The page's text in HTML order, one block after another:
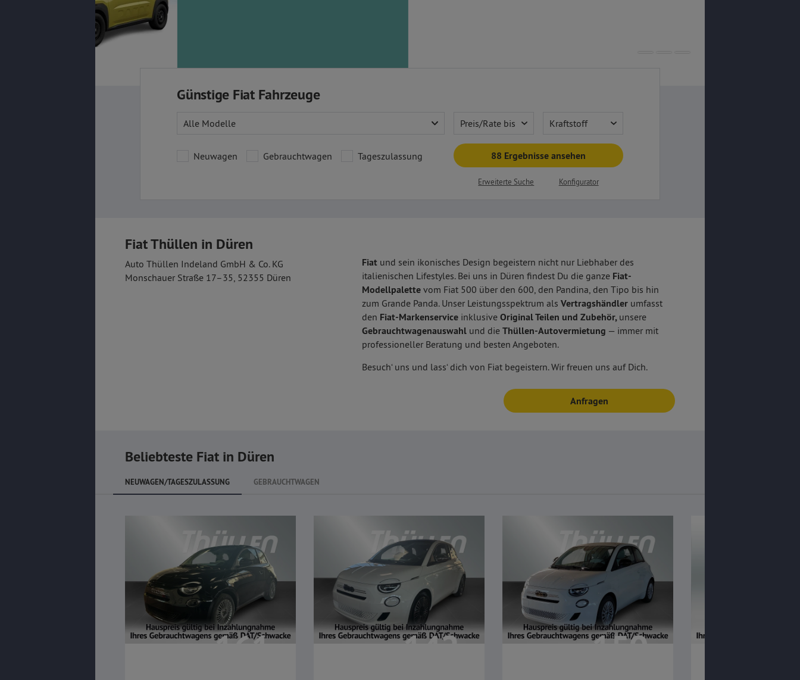
Günstige Fiat Fahrzeuge
Alle Modelle Preis/Rate bis Kraftstoff
Neuwagen Gebrauchtwagen Tageszulassung 88 Ergebnisse ansehen
Erweiterte Suche Konfigurator
Fiat Thüllen in Düren
Auto Thüllen Indeland GmbH & Co. KG
Monschauer Straße 17–35, 52355 Düren
Fiatund sein ikonisches Design begeistern nicht nur Liebhaber des
italienischen Lifestyles. Bei uns in Düren findest Du die ganze Fiat-
Modellpalettevom Fiat 500 über den 600, den Pandina, den Tipo bis hin
zum Grande Panda. Unser Leistungsspektrum als Vertragshändlerumfasst
den Fiat-Markenserviceinklusive Original Teilen und Zubehör, unsere
Gebrauchtwagenauswahlund die Thüllen-Autovermietung — immer mit
professioneller Beratung und besten Angeboten.
Besuch‘ uns und lass‘ dich von Fiat begeistern. Wir freuen uns auf Dich.
Anfragen
Beliebteste Fiat in Düren
NEUWAGEN/TAGESZULASSUNG GEBRAUCHTWAGEN
161,- 142,- 150,-